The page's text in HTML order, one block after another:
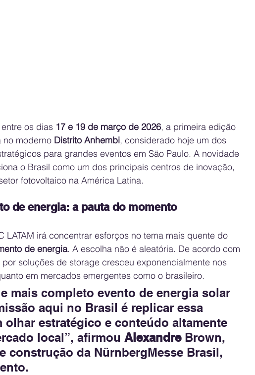
os dias 17 e 19 de março de 2026, a primeira edição
no moderno Distrito Anhembi, considerado hoje um dos
para grandes eventos em São Paulo. A novidade
o Brasil como um dos principais centros de inovação,
fotovoltaico na América Latina.
de energia: a pauta do momento
LATAM irá concentrar esforços no tema mais quente do
de energia. A escolha não é aleatória. De acordo com
soluções de storage cresceu exponencialmente nos
em mercados emergentes como o brasileiro.
mais completo evento de energia solar
aqui no Brasil é replicar essa
olhar estratégico e conteúdo altamente
local”, afirmou Alexandre Brown,
construção da NürnbergMesse Brasil,